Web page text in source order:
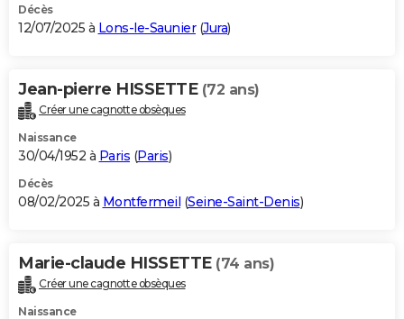
BONS PLANS
Carte de Noël
Carte Bonne année
Carte Saint-Valentin
Carte Pâques
Carte d'anniversaire
DICTIONNAIRE
Dictionnaire
Biographies
Citations
Expressions
Proverbes
PROGRAMME TV
S'inscrire
Se connecter
Lycées
Collèges
Primaires
Universités
Entreprises
Service militaire
Avis de recherche
AVIS DE DÉCÈS
Bricolage
Lifestyle
Culture
Sport
Auto
Television
Voyage
Cinema
Décès
12/07/2025 à Lons-le-Saunier(Jura)
Jean-pierre HISSETTE (72 ans)
Créer une cagnotte obsèques
Naissance
30/04/1952 à Paris (Paris)
Décès
08/02/2025 à Montfermeil (Seine-Saint-Denis)
Marie-claude HISSETTE (74 ans)
Créer une cagnotte obsèques
Naissance